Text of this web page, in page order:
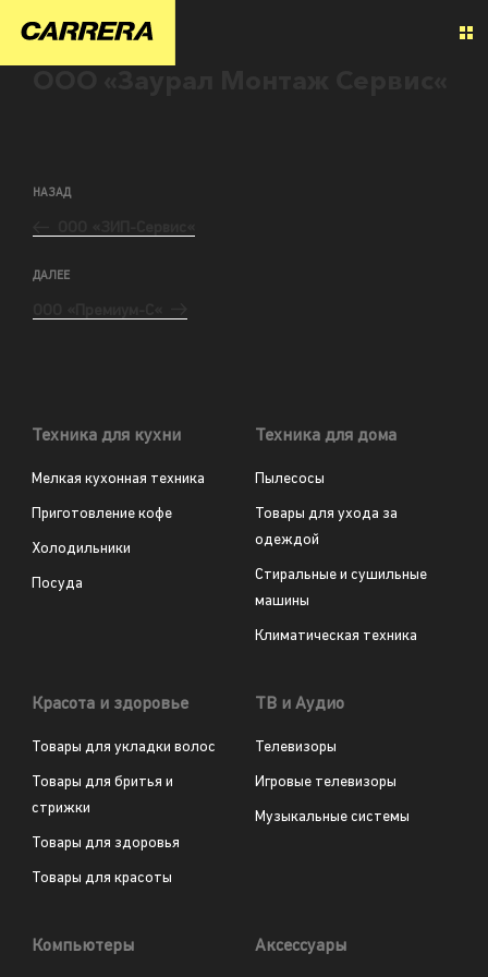
НАЗАД
ДАЛЕЕ
Техника для кухни
Мелкая кухонная техника
Приготовление кофе
Холодильники
Посуда
Техника для дома
Пылесосы
Товары для ухода за
одеждой
Стиральные и сушильные
машины
Климатическая техника
Красота и здоровье
Товары для укладки волос
Товары для бритья и
стрижки
Товары для здоровья
Товары для красоты
ТВ и Аудио
Телевизоры
Игровые телевизоры
Музыкальные системы
Компьютеры Аксессуары